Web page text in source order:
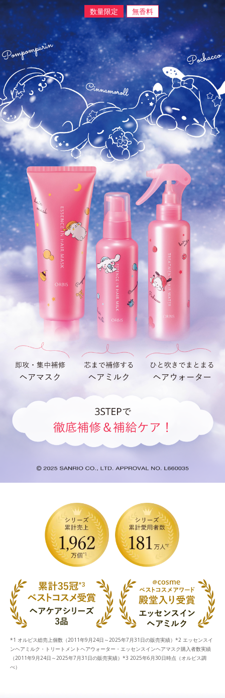
数量限定 無香料
*1 オルビス総売上個数（2011年9月24日～2025年7月31日の販売実績）*2 エッセンスイ
ンヘアミルク・トリートメントヘアウォーター・エッセンスインヘアマスク購入者数実績
（2011年9月24日～2025年7月31日の販売実績）*3 2025年6月30日時点（オルビス調
べ）